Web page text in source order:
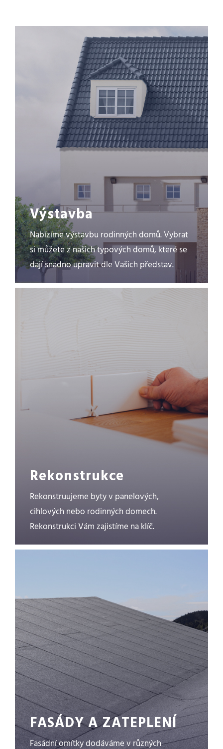
Výstavba
Nabízíme výstavbu rodinných domů. Vybrat
si můžete z našich typových domů, které se
dají snadno upravit dle Vašich představ.
Rekonstrukce
Rekonstruujeme byty v panelových,
cihlových nebo rodinných domech.
Rekonstrukci Vám zajistíme na klíč.
FASÁDY A ZATEPLENÍ
Fasádní omítky dodáváme v různých